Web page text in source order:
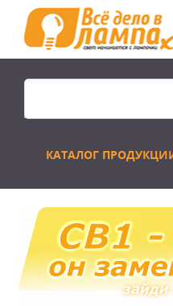
КАТАЛОГ
Распродажа